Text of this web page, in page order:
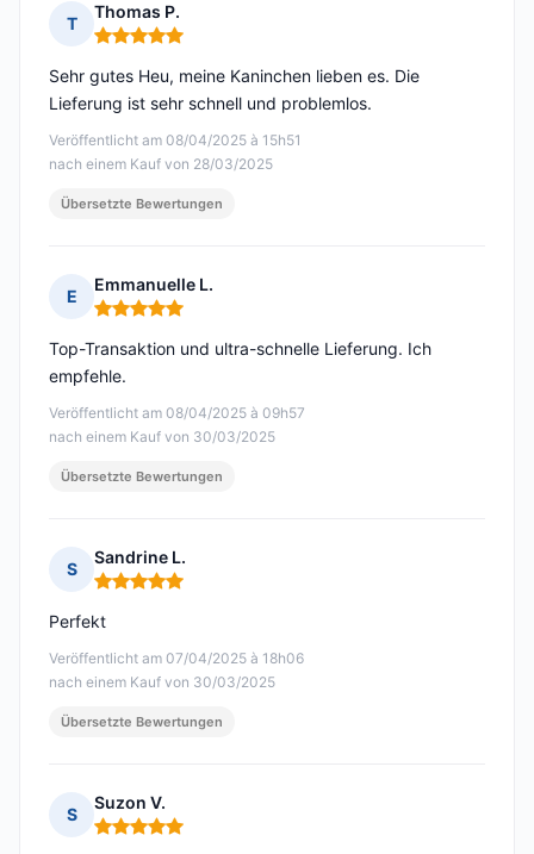
T
Thomas P.
Hinweis: 5 von 5
Veröffentlicht am 08/04/2025 à 15h51
nach einem Kauf von 28/03/2025
Sehr gutes Heu, meine Kaninchen lieben es. Die
Lieferung ist sehr schnell und problemlos.
Übersetzte Bewertungen
E
Emmanuelle L.
Hinweis: 5 von 5
Veröffentlicht am 08/04/2025 à 09h57
nach einem Kauf von 30/03/2025
Top-Transaktion und ultra-schnelle Lieferung. Ich
empfehle.
Übersetzte Bewertungen
S
Sandrine L.
Hinweis: 5 von 5
Veröffentlicht am 07/04/2025 à 18h06
nach einem Kauf von 30/03/2025
Perfekt
Übersetzte Bewertungen
S
Suzon V.
Hinweis: 5 von 5